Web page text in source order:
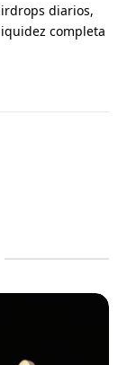
diarios,
completa